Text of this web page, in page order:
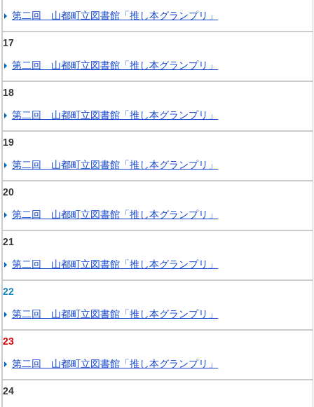
第二回 山都町立図書館「推し本グランプリ」
17
第二回 山都町立図書館「推し本グランプリ」
18
第二回 山都町立図書館「推し本グランプリ」
19
第二回 山都町立図書館「推し本グランプリ」
20
第二回 山都町立図書館「推し本グランプリ」
21
第二回 山都町立図書館「推し本グランプリ」
22
第二回 山都町立図書館「推し本グランプリ」
23
第二回 山都町立図書館「推し本グランプリ」
24